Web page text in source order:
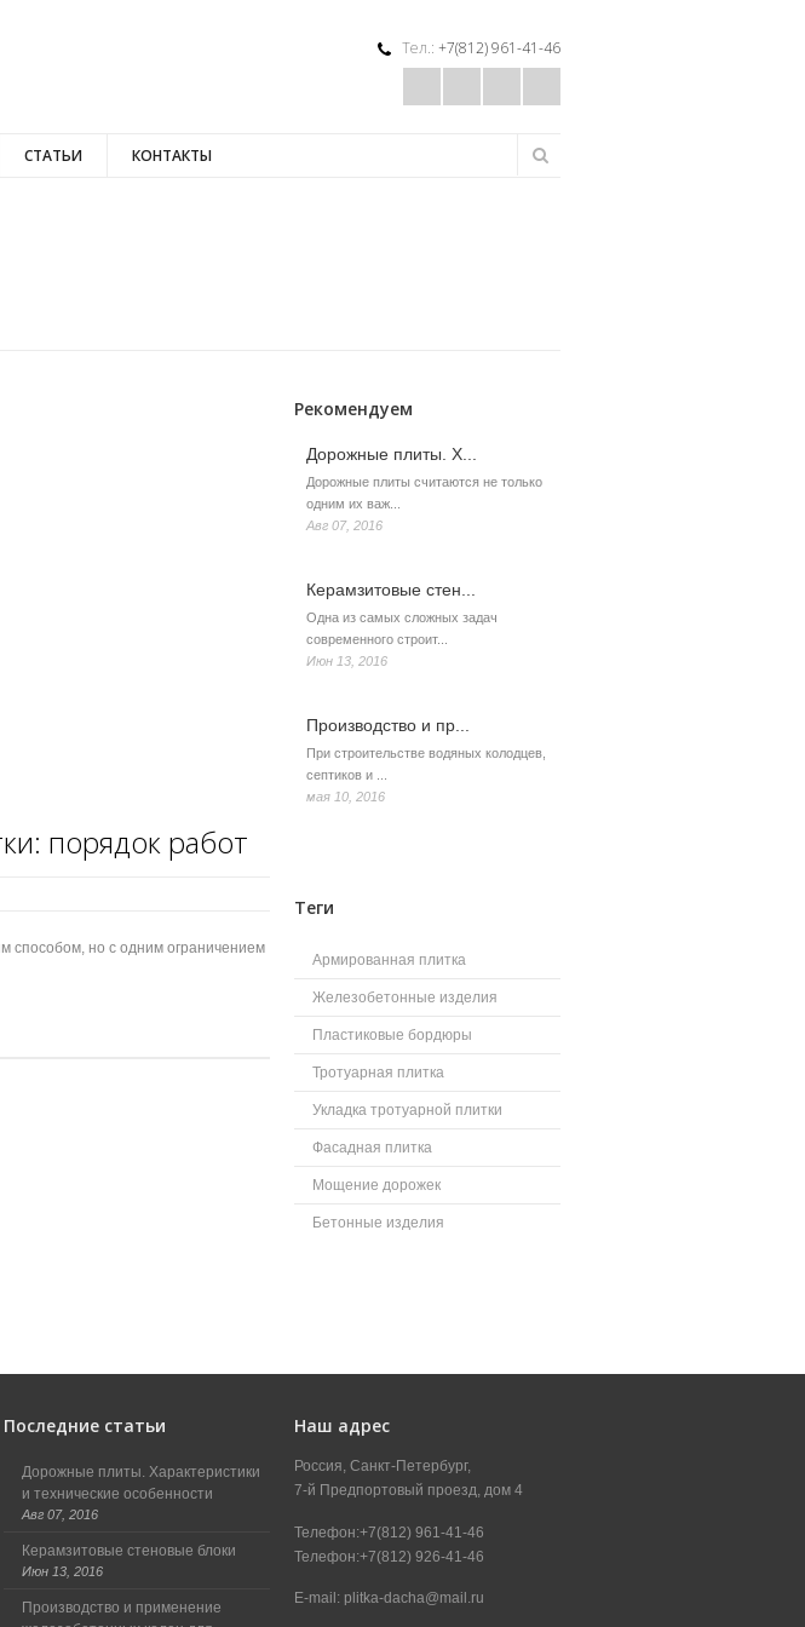
Тел.: +7(812) 961-41-46
СТАТЬИ КОНТАКТЫ
Форма
Поиск
порядок работ
способом, но с одним ограничением
Рекомендуем
Дорожные плиты. Х...
Дорожные плиты считаются не только
одним их важ...
Авг 07, 2016
Керамзитовые стен...
Одна из самых сложных задач
современного строит...
Июн 13, 2016
Производство и пр...
При строительстве водяных колодцев,
септиков и ...
мая 10, 2016
Теги
Армированная плитка
Железобетонные изделия
Пластиковые бордюры
Тротуарная плитка
Укладка тротуарной плитки
Фасадная плитка
Мощение дорожек
Бетонные изделия
Последние статьи
Дорожные плиты. Характеристики
и технические особенности
Авг 07, 2016
Керамзитовые стеновые блоки
Июн 13, 2016
Производство и применение
Наш адрес
Россия, Санкт-Петербург,
7-й Предпортовый проезд, дом 4
Телефон:+7(812) 961-41-46
Телефон:+7(812) 926-41-46
E-mail: plitka-dacha@mail.ru